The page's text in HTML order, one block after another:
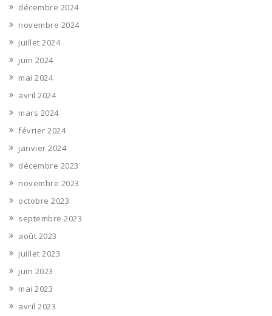
décembre 2024
novembre 2024
juillet 2024
juin 2024
mai 2024
avril 2024
mars 2024
février 2024
janvier 2024
décembre 2023
novembre 2023
octobre 2023
septembre 2023
août 2023
juillet 2023
juin 2023
mai 2023
avril 2023